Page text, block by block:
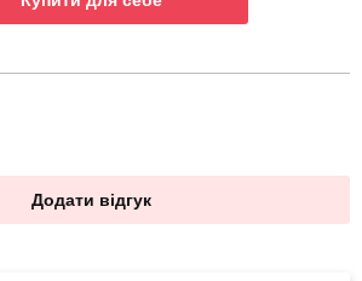
Додати відгук